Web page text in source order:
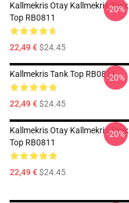
Kallmekris Otay Kallmekris Tank
Top RB0811
22,49 €$24.45
-20%
Kallmekris Tank Top RB0811
22,49 €$24.45
-20%
Kallmekris Otay Kallmekris Tank
Top RB0811
22,49 €$24.45
-20%